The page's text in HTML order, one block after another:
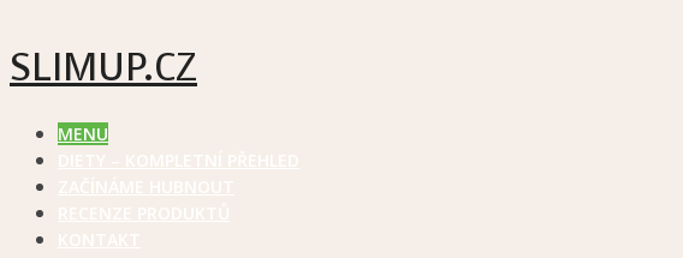
SLIMUP.CZ
MENU